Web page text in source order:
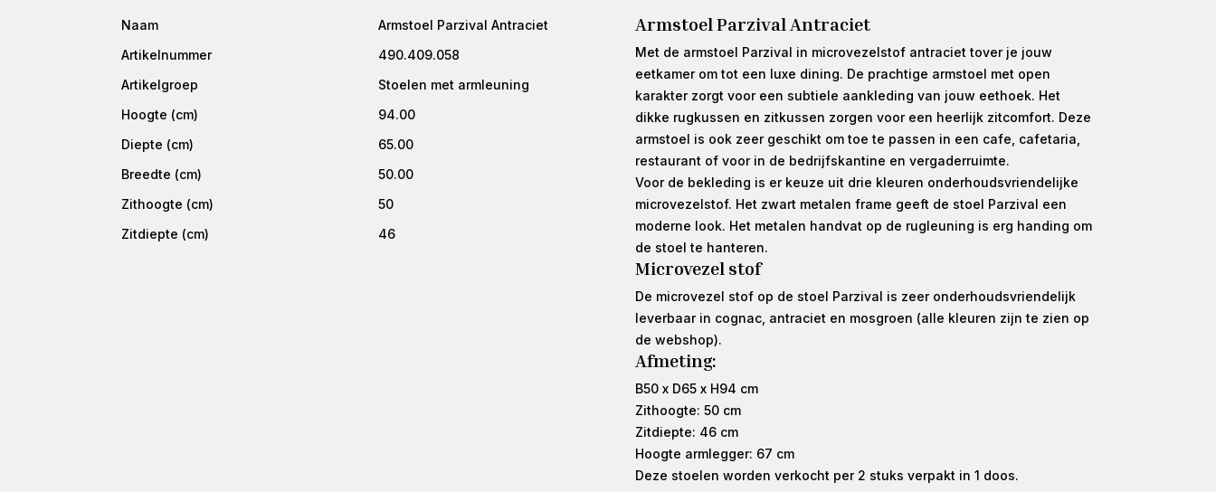
Naam
Armstoel Parzival Antraciet
Artikelnummer
490.409.058
Artikelgroep
Stoelen met armleuning
Hoogte (cm)
94.00
Diepte (cm)
65.00
Breedte (cm)
50.00
Zithoogte (cm)
50
Zitdiepte (cm)
46
Armstoel Parzival Antraciet
Met de armstoel Parzival in microvezelstof antraciet tover je jouw
eetkamer om tot een luxe dining. De prachtige armstoel met open
karakter zorgt voor een subtiele aankleding van jouw eethoek. Het
dikke rugkussen en zitkussen zorgen voor een heerlijk zitcomfort. Deze
armstoel is ook zeer geschikt om toe te passen in een cafe, cafetaria,
restaurant of voor in de bedrijfskantine en vergaderruimte.
Voor de bekleding is er keuze uit drie kleuren onderhoudsvriendelijke
microvezelstof. Het zwart metalen frame geeft de stoel Parzival een
moderne look. Het metalen handvat op de rugleuning is erg handing om
de stoel te hanteren.
Microvezel stof
De microvezel stof op de stoel Parzival is zeer onderhoudsvriendelijk
leverbaar in cognac, antraciet en mosgroen (alle kleuren zijn te zien op
de webshop).
Afmeting:
B50 x D65 x H94 cm
Zithoogte: 50 cm
Zitdiepte: 46 cm
Hoogte armlegger: 67 cm
Deze stoelen worden verkocht per 2 stuks verpakt in 1 doos.